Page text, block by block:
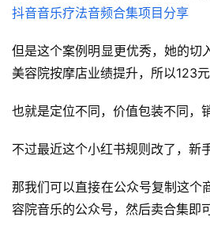
首
页
行
快
开
抖音音乐疗法音频合集项目分享
但是这个案例明显更优秀，她的切
美容院按摩店业绩提升，所以123
也就是定位不同，价值包装不同，
不过最近这个小红书规则改了，新
那我们可以直接在公众号复制这个
容院音乐的公众号，然后卖合集即